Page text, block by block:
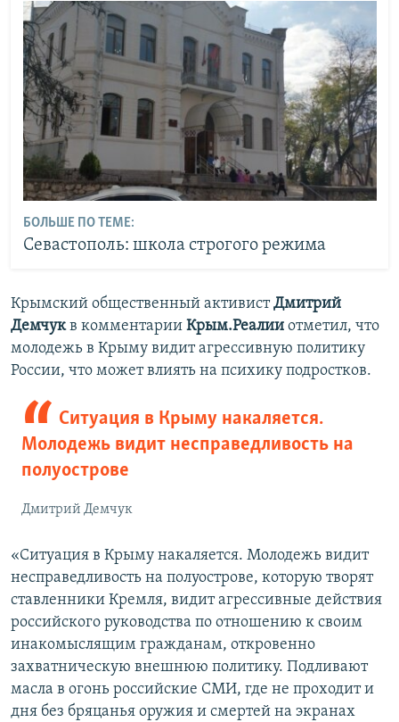
БОЛЬШЕ ПО ТЕМЕ:
Севастополь: школа строгого режима
Крымский общественный активистДмитрий
Демчукв комментарии Крым.Реалии отметил, что
молодежь в Крыму видит агрессивную политику
России, что может влиять на психику подростков.
Ситуация в Крыму накаляется.
Молодежь видит несправедливость на
полуострове
Дмитрий Демчук
«Ситуация в Крыму накаляется. Молодежь видит
несправедливость на полуострове, которую творят
ставленники Кремля, видит агрессивные действия
российского руководства по отношению к своим
инакомыслящим гражданам, откровенно
захватническую внешнюю политику. Подливают
масла в огонь российские СМИ, где не проходит и
дня без бряцанья оружия и смертей на экранах